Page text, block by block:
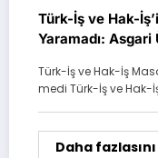
Türk-İş ve Hak-
Yaramadı: Asgari
Türk-İş ve Hak-İş
medi Türk-İş ve Hak-
Daha